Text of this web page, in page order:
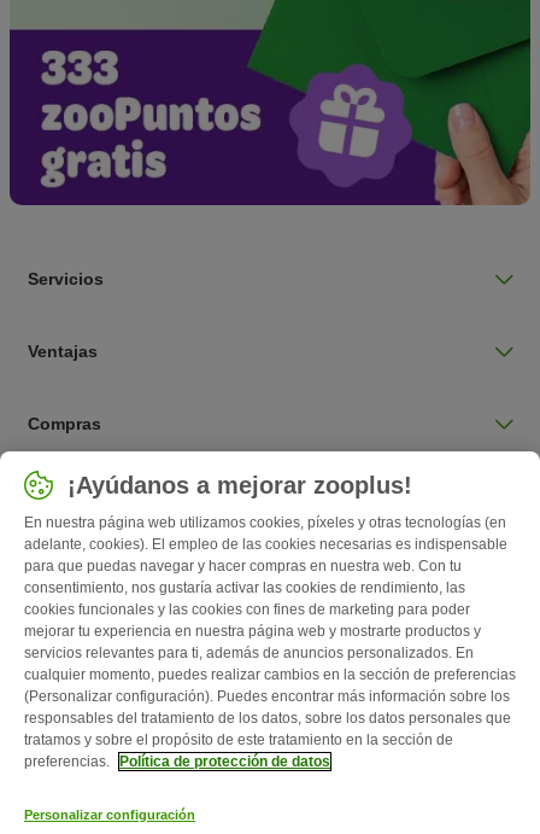
Servicios
Ventajas
Compras
Seleccionar país
España / ES
Follow zooplus
Quiénes somos Empleo
¡Ayúdanos a mejorar zooplus!
En nuestra página web utilizamos cookies, píxeles y otras tecnologías (en
adelante, cookies). El empleo de las cookies necesarias es indispensable
para que puedas navegar y hacer compras en nuestra web. Con tu
consentimiento, nos gustaría activar las cookies de rendimiento, las
cookies funcionales y las cookies con fines de marketing para poder
mejorar tu experiencia en nuestra página web y mostrarte productos y
servicios relevantes para ti, además de anuncios personalizados. En
cualquier momento, puedes realizar cambios en la sección de preferencias
(Personalizar configuración). Puedes encontrar más información sobre los
responsables del tratamiento de los datos, sobre los datos personales que
tratamos y sobre el propósito de este tratamiento en la sección de
preferencias.
Política de protección de datos
Personalizar configuración